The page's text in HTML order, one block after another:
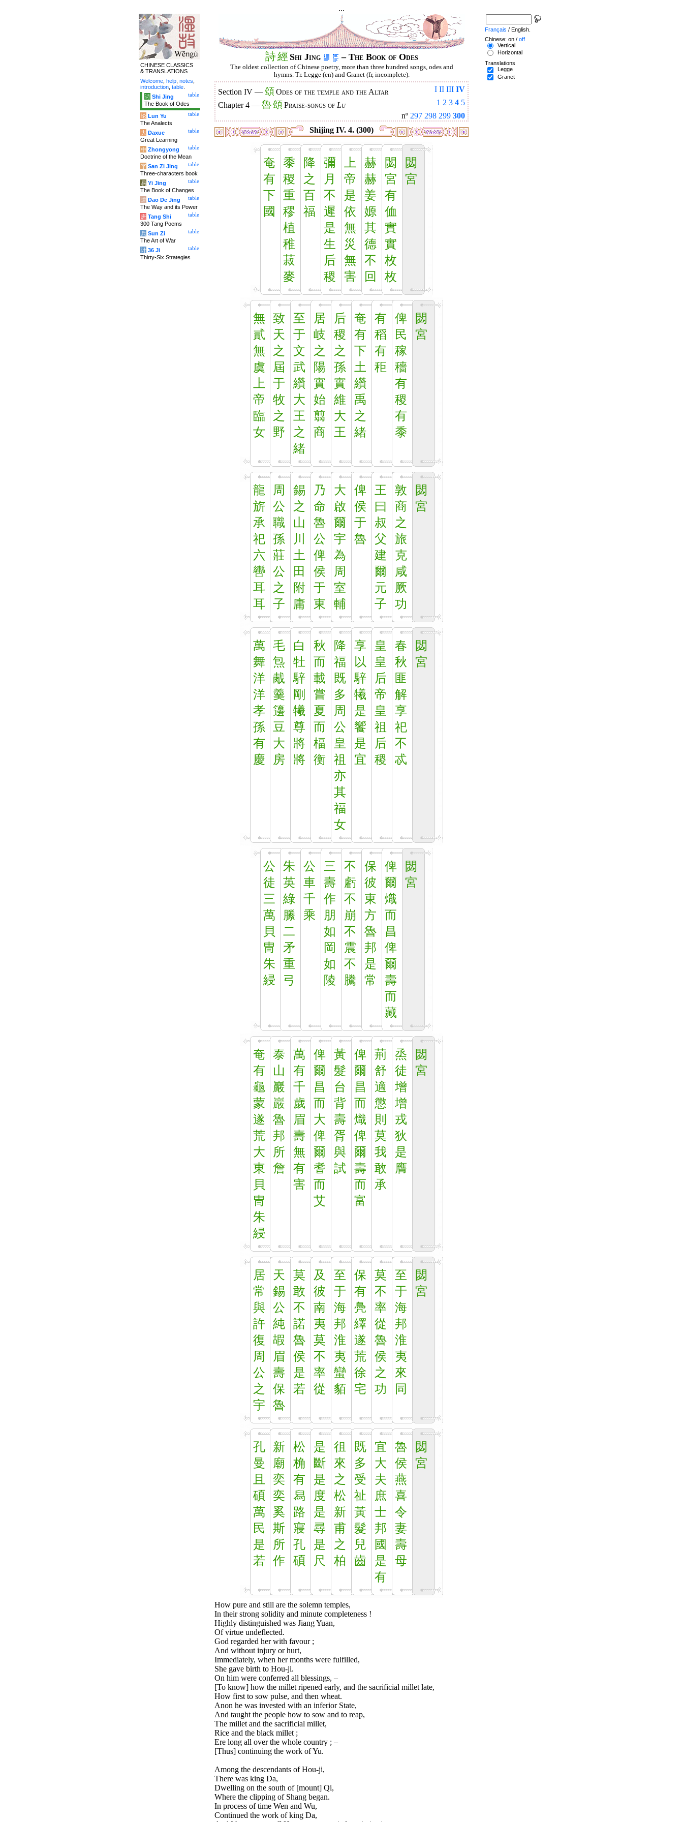
...
詩經 Shi Jing – The Book of Odes
The oldest collection of Chinese poetry, more than three hundred songs, odes and
hymns. Tr. Legge (en) and Granet (fr, incomplete).
I II III IV
Section IV — 頌Odes of the temple and the Altar
1 2 3 4 5
Chapter 4 — 魯頌Praise-songs of Lu
nº 297 298 299 300
Shijing IV. 4. (300)
奄
有
下
國
黍
稷
重
穋
植
稚
菽
麥
降
之
百
福
彌
月
不
遲
是
生
后
稷
上
帝
是
依
無
災
無
害
赫
赫
姜
嫄
其
德
不
回
閟
宮
有
侐
實
實
枚
枚
閟
宮
無
貳
無
虞
上
帝
臨
女
致
天
之
屆
于
牧
之
野
至
于
文
武
纘
大
王
之
緒
居
岐
之
陽
實
始
翦
商
后
稷
之
孫
實
維
大
王
奄
有
下
土
纘
禹
之
緒
有
稻
有
秬
俾
民
稼
穡
有
稷
有
黍
閟
宮
龍
旂
承
祀
六
轡
耳
耳
周
公
職
孫
莊
公
之
子
錫
之
山
川
土
田
附
庸
乃
命
魯
公
俾
侯
于
東
大
啟
爾
宇
為
周
室
輔
俾
侯
于
魯
王
曰
叔
父
建
爾
元
子
敦
商
之
旅
克
咸
厥
功
閟
宮
萬
舞
洋
洋
孝
孫
有
慶
毛
炰
胾
羹
籩
豆
大
房
白
牡
騂
剛
犧
尊
將
將
秋
而
載
嘗
夏
而
楅
衡
降
福
既
多
周
公
皇
祖
亦
其
福
女
享
以
騂
犧
是
饗
是
宜
皇
皇
后
帝
皇
祖
后
稷
春
秋
匪
解
享
祀
不
忒
閟
宮
公
徒
三
萬
貝
冑
朱
綅
朱
英
綠
縢
二
矛
重
弓
公
車
千
乘
三
壽
作
朋
如
岡
如
陵
不
虧
不
崩
不
震
不
騰
保
彼
東
方
魯
邦
是
常
俾
爾
熾
而
昌
俾
爾
壽
而
藏
閟
宮
奄
有
龜
蒙
遂
荒
大
東
貝
冑
朱
綅
泰
山
巖
巖
魯
邦
所
詹
萬
有
千
歲
眉
壽
無
有
害
俾
爾
昌
而
大
俾
爾
耆
而
艾
黃
髮
台
背
壽
胥
與
試
俾
爾
昌
而
熾
俾
爾
壽
而
富
荊
舒
適
懲
則
莫
我
敢
承
烝
徒
增
增
戎
狄
是
膺
閟
宮
居
常
與
許
復
周
公
之
宇
天
錫
公
純
嘏
眉
壽
保
魯
莫
敢
不
諾
魯
侯
是
若
及
彼
南
夷
莫
不
率
從
至
于
海
邦
淮
夷
蠻
貊
保
有
鳧
繹
遂
荒
徐
宅
莫
不
率
從
魯
侯
之
功
至
于
海
邦
淮
夷
來
同
閟
宮
孔
曼
且
碩
萬
民
是
若
新
廟
奕
奕
奚
斯
所
作
松
桷
有
舄
路
寢
孔
碩
是
斷
是
度
是
尋
是
尺
徂
來
之
松
新
甫
之
柏
既
多
受
祉
黃
髮
兒
齒
宜
大
夫
庶
士
邦
國
是
有
魯
侯
燕
喜
令
妻
壽
母
閟
宮
How pure and still are the solemn temples,
In their strong solidity and minute completeness !
Highly distinguished was Jiang Yuan,
Of virtue undeflected.
God regarded her with favour ;
And without injury or hurt,
Immediately, when her months were fulfilled,
She gave birth to Hou-ji.
On him were conferred all blessings, –
[To know] how the millet ripened early, and the sacrificial millet late,
How first to sow pulse, and then wheat.
Anon he was invested with an inferior State,
And taught the people how to sow and to reap,
The millet and the sacrificial millet,
Rice and the black millet ;
Ere long all over the whole country ; –
[Thus] continuing the work of Yu.
Among the descendants of Hou-ji,
There was king Da,
Dwelling on the south of [mount] Qi,
Where the clipping of Shang began.
In process of time Wen and Wu,
Continued the work of king Da,
CHINESE CLASSICS
& TRANSLATIONS
Welcome help notes
introduction table
table
诗 Shi Jing
The Book of Odes
table
论 Lun Yu
The Analects
table
大 Daxue
Great Learning
table
中 Zhongyong
Doctrine of the Mean
table
字 San Zi Jing
Three-characters book
table
易 Yi Jing
The Book of Changes
table
道 Dao De Jing
The Way and its Power
table
唐 Tang Shi
300 Tang Poems
table
兵 Sun Zi
The Art of War
table
计 36 Ji
Thirty-Six Strategies
Français / English.
Chinese: on / off
Vertical
Horizontal
Translations
Legge
Granet